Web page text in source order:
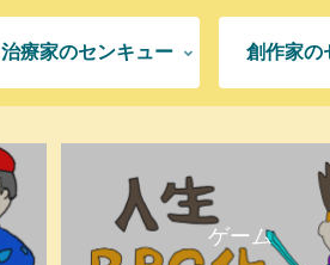
治療家のセンキュー 創作家の
ゲーム